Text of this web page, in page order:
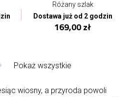
Różany szlak
Dostawa już od 2 godzin
169,00 zł
Pokaż wszystkie
wiosny, a przyroda powoli